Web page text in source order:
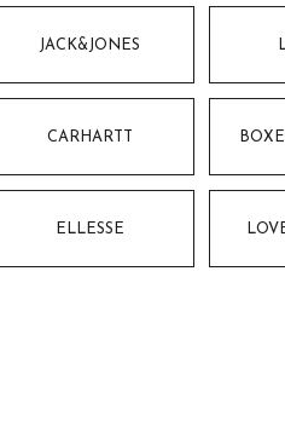
JACK&JONES
CARHARTT
ELLESSE